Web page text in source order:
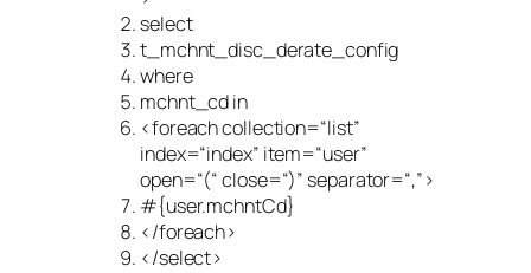
select
t_mchnt_disc_derate_config
where
mchnt_cd in
<foreach collection=“list”
index=“index” item=“user”
open=“(“close=“)” separator=“,”>
#{user.mchntCd}
</foreach>
</select>